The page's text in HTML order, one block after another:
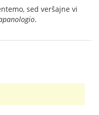
sed verŝajne vi
.